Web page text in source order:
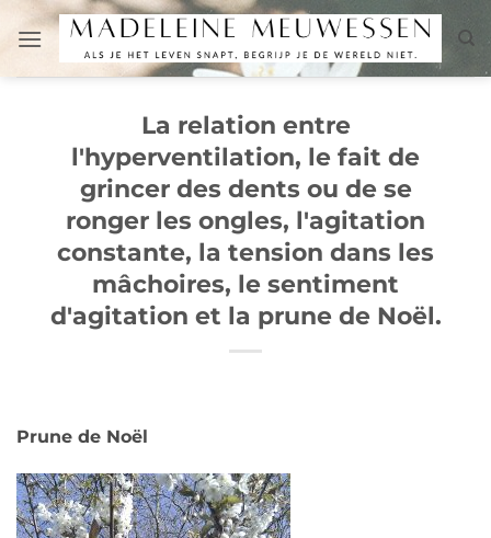
Passer
au
contenu
La relation entre
l'hyperventilation, le fait de
grincer des dents ou de se
ronger les ongles, l'agitation
constante, la tension dans les
mâchoires, le sentiment
d'agitation et la prune de Noël.
Prune de Noël